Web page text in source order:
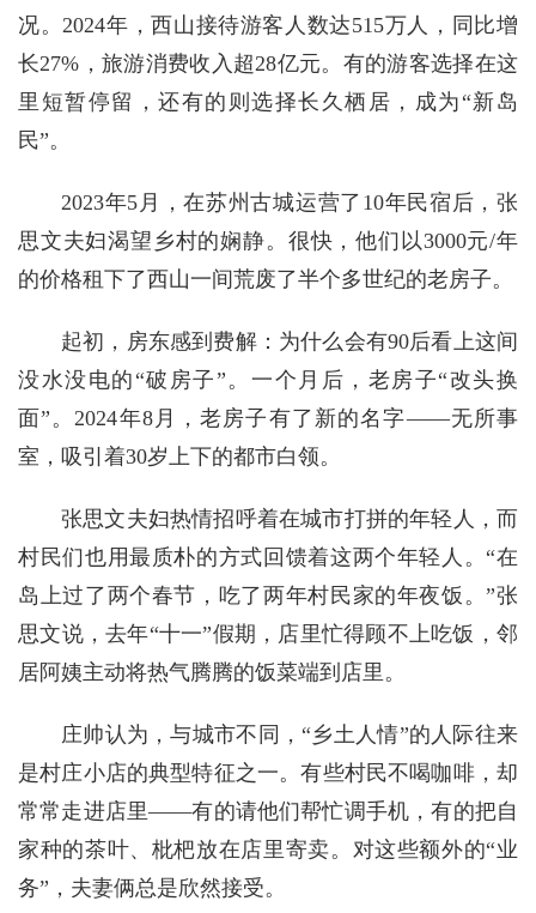
况。2024年，西山接待游客人数达515万人，同比增
长27%，旅游消费收入超28亿元。有的游客选择在这
里短暂停留，还有的则选择长久栖居，成为“新岛
民”。
2023年5月，在苏州古城运营了10年民宿后，张
思文夫妇渴望乡村的娴静。很快，他们以3000元/年
的价格租下了西山一间荒废了半个多世纪的老房子。
起初，房东感到费解：为什么会有90后看上这间
没水没电的“破房子”。一个月后，老房子“改头换
面”。2024年8月，老房子有了新的名字——无所事
室，吸引着30岁上下的都市白领。
张思文夫妇热情招呼着在城市打拼的年轻人，而
村民们也用最质朴的方式回馈着这两个年轻人。“在
岛上过了两个春节，吃了两年村民家的年夜饭。”张
思文说，去年“十一”假期，店里忙得顾不上吃饭，邻
居阿姨主动将热气腾腾的饭菜端到店里。
庄帅认为，与城市不同，“乡土人情”的人际往来
是村庄小店的典型特征之一。有些村民不喝咖啡，却
常常走进店里——有的请他们帮忙调手机，有的把自
家种的茶叶、枇杷放在店里寄卖。对这些额外的“业
务”，夫妻俩总是欣然接受。